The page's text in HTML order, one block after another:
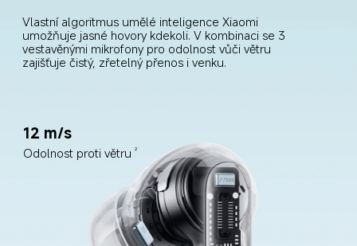
Vlastní algoritmus umělé inteligence Xiaomi
umožňuje jasné hovory kdekoli. V kombinaci se 3
vestavěnými mikrofony pro odolnost vůči větru
zajišťuje čistý, zřetelný přenos i venku.
12 m/s
Odolnost proti větru 2